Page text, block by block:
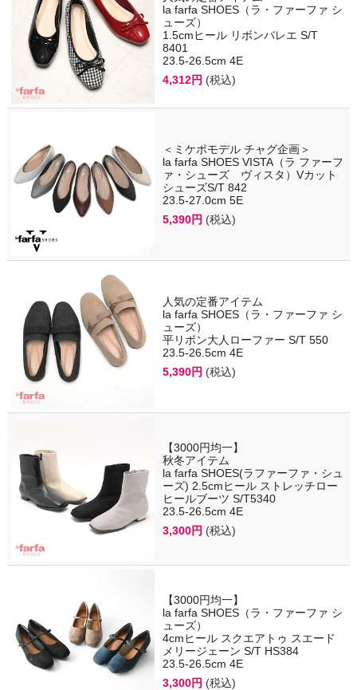
la farfa SHOES（ラ・ファーファ シ
ューズ）
1.5cmヒール リボンバレエ S/T
8401
23.5-26.5cm 4E
4,312円 (税込)
＜ミケポモデル チャグ企画＞
la farfa SHOES VISTA（ラ ファーフ
ァ・シューズ ヴィスタ）Vカット
シューズS/T 842
23.5-27.0cm 5E
5,390円 (税込)
人気の定番アイテム
la farfa SHOES（ラ・ファーファ シ
ューズ）
平リボン大人ローファー S/T 550
23.5-26.5cm 4E
5,390円 (税込)
【3000円均一】
秋冬アイテム
la farfa SHOES(ラファーファ・シュ
ーズ) 2.5cmヒール ストレッチロー
ヒールブーツ S/T5340
23.5-26.5cm 4E
3,300円 (税込)
【3000円均一】
la farfa SHOES（ラ・ファーファ シ
ューズ）
4cmヒール スクエアトゥ スエード
メリージェーン S/T HS384
23.5-26.5cm 4E
3,300円 (税込)